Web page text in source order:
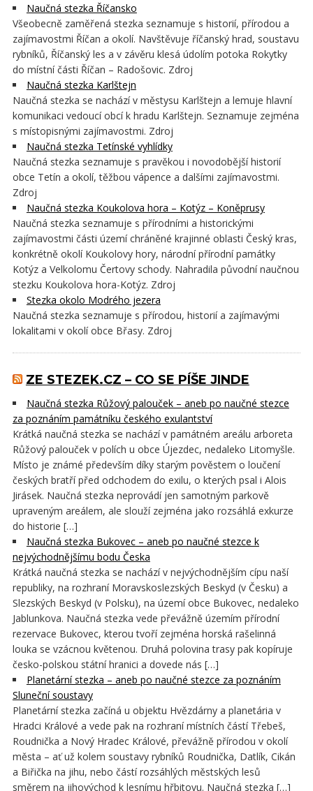
Naučná stezka Říčansko
Všeobecně zaměřená stezka seznamuje s historií, přírodou a
zajímavostmi Říčan a okolí. Navštěvuje říčanský hrad, soustavu
rybníků, Říčanský les a v závěru klesá údolím potoka Rokytky
do místní části Říčan – Radošovic. Zdroj
Naučná stezka Karlštejn
Naučná stezka se nachází v městysu Karlštejn a lemuje hlavní
komunikaci vedoucí obcí k hradu Karlštejn. Seznamuje zejména
s místopisnými zajímavostmi. Zdroj
Naučná stezka Tetínské vyhlídky
Naučná stezka seznamuje s pravěkou i novodobější historií
obce Tetín a okolí, těžbou vápence a dalšími zajímavostmi.
Zdroj
Naučná stezka Koukolova hora – Kotýz – Koněprusy
Naučná stezka seznamuje s přírodními a historickými
zajímavostmi části území chráněné krajinné oblasti Český kras,
konkrétně okolí Koukolovy hory, národní přírodní památky
Kotýz a Velkolomu Čertovy schody. Nahradila původní naučnou
stezku Koukolova hora-Kotýz. Zdroj
Stezka okolo Modrého jezera
Naučná stezka seznamuje s přírodou, historií a zajímavými
lokalitami v okolí obce Břasy. Zdroj
ZE STEZEK.CZ – CO SE PÍŠE JINDE
Naučná stezka Růžový palouček – aneb po naučné stezce
za poznáním památníku českého exulantství
Krátká naučná stezka se nachází v památném areálu arboreta
Růžový palouček v polích u obce Újezdec, nedaleko Litomyšle.
Místo je známé především díky starým pověstem o loučení
českých bratří před odchodem do exilu, o kterých psal i Alois
Jirásek. Naučná stezka neprovádí jen samotným parkově
upraveným areálem, ale slouží zejména jako rozsáhlá exkurze
do historie […]
Naučná stezka Bukovec – aneb po naučné stezce k
nejvýchodnějšímu bodu Česka
Krátká naučná stezka se nachází v nejvýchodnějším cípu naší
republiky, na rozhraní Moravskoslezských Beskyd (v Česku) a
Slezských Beskyd (v Polsku), na území obce Bukovec, nedaleko
Jablunkova. Naučná stezka vede převážně územím přírodní
rezervace Bukovec, kterou tvoří zejména horská rašelinná
louka se vzácnou květenou. Druhá polovina trasy pak kopíruje
česko-polskou státní hranici a dovede nás […]
Planetární stezka – aneb po naučné stezce za poznáním
Sluneční soustavy
Planetární stezka začíná u objektu Hvězdárny a planetária v
Hradci Králové a vede pak na rozhraní místních částí Třebeš,
Roudnička a Nový Hradec Králové, převážně přírodou v okolí
města – ať už kolem soustavy rybníků Roudnička, Datlík, Cikán
a Biřička na jihu, nebo částí rozsáhlých městských lesů
směrem na jihovýchod k lesnímu hřbitovu. Naučná stezka […]